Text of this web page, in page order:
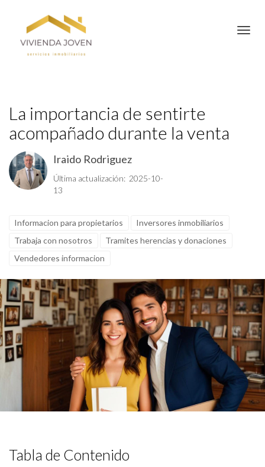
La importancia de sentirte
acompañado durante la venta
Iraido Rodriguez
Última actualización: 2025-10-
13
Informacion para propietarios
Inversores inmobiliarios
Trabaja con nosotros
Tramites herencias y donaciones
Vendedores informacion
Tabla de Contenido